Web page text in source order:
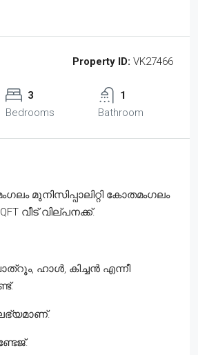
Property ID: VK27466
3
Bedrooms
1
Bathroom
മുനിസിപ്പാലിറ്റി കോതമംഗലം
വീട് വില്പനക്ക്.
ഹാൾ, കിച്ചൻ എന്നീ